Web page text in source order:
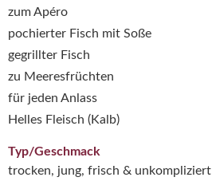
zum Apéro
pochierter Fisch mit Soße
gegrillter Fisch
zu Meeresfrüchten
für jeden Anlass
Helles Fleisch (Kalb)
Typ/Geschmack
trocken, jung, frisch & unkompliziert